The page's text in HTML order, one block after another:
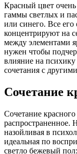
Красный цвет
гаммы светлых и
или синего. Все
концентрируют на
между элементами
нужен чтобы
влияние на
сочетания с
Сочетание
Сочетание
распространенное.
назойливая в
идеальная по
светло бежевый